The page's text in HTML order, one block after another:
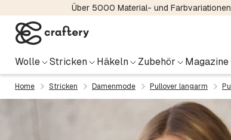
Über 5000 Material- und Farbvariationen
Wolle Stricken Häkeln Zubehör Magazine
Home Stricken Damenmode Pullover langarm